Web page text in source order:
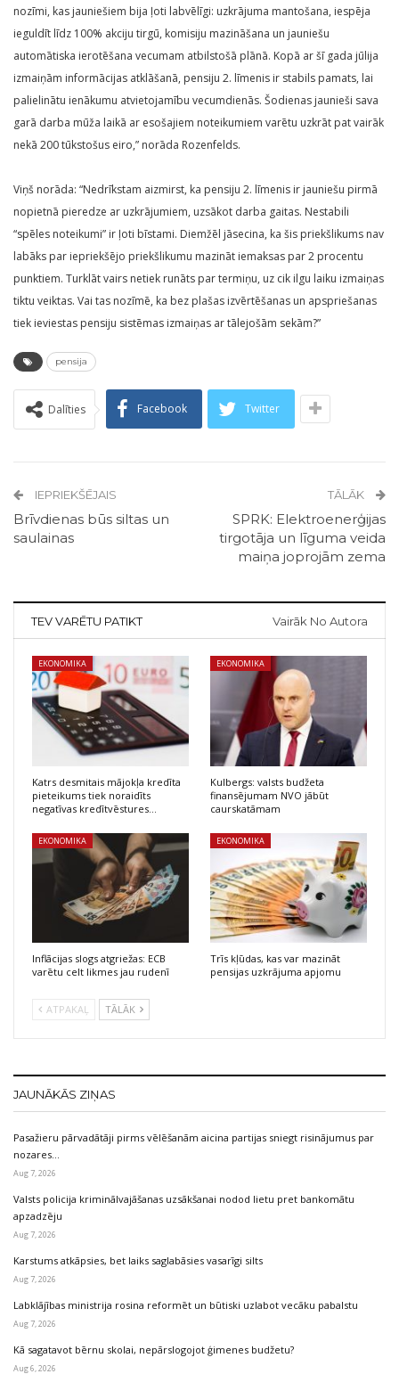
nozīmi, kas jauniešiem bija ļoti labvēlīgi: uzkrājuma mantošana, iespēja
ieguldīt līdz 100% akciju tirgū, komisiju mazināšana un jauniešu
automātiska ierotēšana vecumam atbilstošā plānā. Kopā ar šī gada jūlija
izmaiņām informācijas atklāšanā, pensiju 2. līmenis ir stabils pamats, lai
palielinātu ienākumu atvietojamību vecumdienās. Šodienas jaunieši sava
garā darba mūža laikā ar esošajiem noteikumiem varētu uzkrāt pat vairāk
nekā 200 tūkstošus eiro,” norāda Rozenfelds.
Viņš norāda: “Nedrīkstam aizmirst, ka pensiju 2. līmenis ir jauniešu pirmā
nopietnā pieredze ar uzkrājumiem, uzsākot darba gaitas. Nestabili
“spēles noteikumi” ir ļoti bīstami. Diemžēl jāsecina, ka šis priekšlikums nav
labāks par iepriekšējo priekšlikumu mazināt iemaksas par 2 procentu
punktiem. Turklāt vairs netiek runāts par termiņu, uz cik ilgu laiku izmaiņas
tiktu veiktas. Vai tas nozīmē, ka bez plašas izvērtēšanas un apspriešanas
tiek ieviestas pensiju sistēmas izmaiņas ar tālejošām sekām?”
pensija
Dalīties Facebook Twitter
IEPRIEKŠĒJAIS
Brīvdienas būs siltas un
saulainas
TĀLĀK
SPRK: Elektroenerģijas
tirgotāja un līguma veida
maiņa joprojām zema
TEV VARĒTU PATIKT Vairāk No Autora
EKONOMIKA
Katrs desmitais mājokļa kredīta
pieteikums tiek noraidīts
negatīvas kredītvēstures…
EKONOMIKA
Kulbergs: valsts budžeta
finansējumam NVO jābūt
caurskatāmam
EKONOMIKA
Inflācijas slogs atgriežas: ECB
varētu celt likmes jau rudenī
EKONOMIKA
Trīs kļūdas, kas var mazināt
pensijas uzkrājuma apjomu
ATPAKAĻ TĀLĀK
JAUNĀKĀS ZIŅAS
Pasažieru pārvadātāji pirms vēlēšanām aicina partijas sniegt risinājumus par
nozares…
Aug 7, 2026
Valsts policija kriminālvajāšanas uzsākšanai nodod lietu pret bankomātu
apzadzēju
Aug 7, 2026
Karstums atkāpsies, bet laiks saglabāsies vasarīgi silts
Aug 7, 2026
Labklājības ministrija rosina reformēt un būtiski uzlabot vecāku pabalstu
Aug 7, 2026
Kā sagatavot bērnu skolai, nepārslogojot ģimenes budžetu?
Aug 6, 2026